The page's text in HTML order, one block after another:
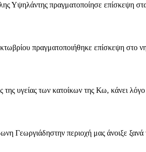
Υψηλάντης πραγματοποίησε επίσκεψη
πραγματοποιήθηκε επίσκεψη στο
της υγείας των κατοίκων της Κω, κάνει
Γεωργιάδηστην περιοχή μας άνοιξε ξανά